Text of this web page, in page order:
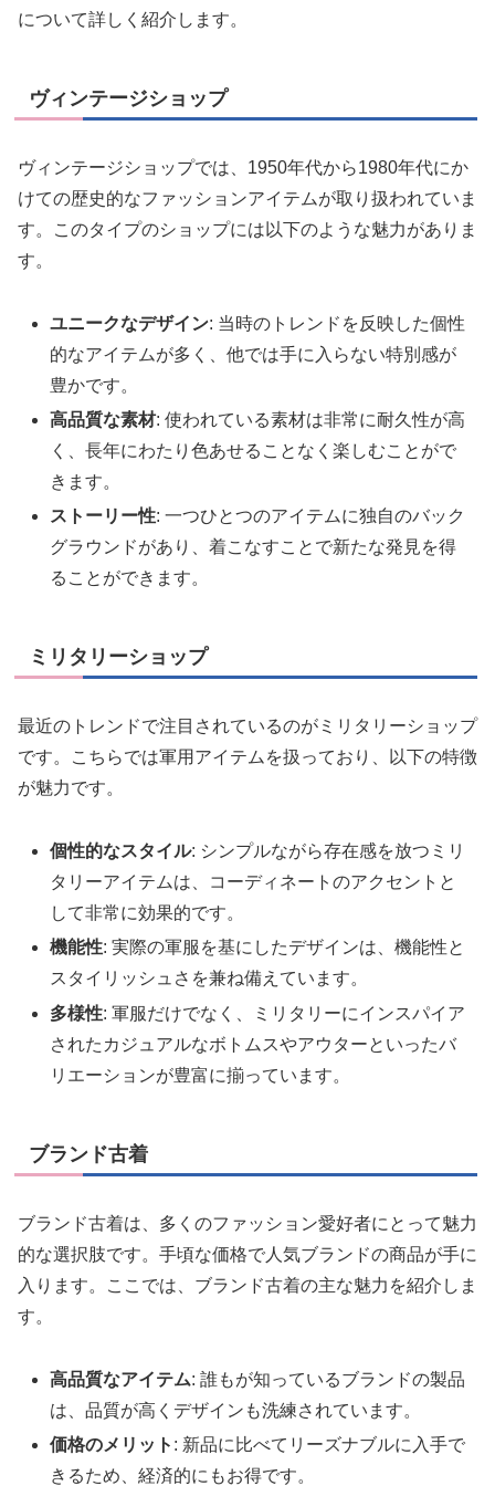
について詳しく紹介します。
ヴィンテージショップ
ヴィンテージショップでは、1950年代から1980年代にか
けての歴史的なファッションアイテムが取り扱われていま
す。このタイプのショップには以下のような魅力がありま
す。
ユニークなデザイン: 当時のトレンドを反映した個性
的なアイテムが多く、他では手に入らない特別感が
豊かです。
高品質な素材: 使われている素材は非常に耐久性が高
く、長年にわたり色あせることなく楽しむことがで
きます。
ストーリー性: 一つひとつのアイテムに独自のバック
グラウンドがあり、着こなすことで新たな発見を得
ることができます。
ミリタリーショップ
最近のトレンドで注目されているのがミリタリーショップ
です。こちらでは軍用アイテムを扱っており、以下の特徴
が魅力です。
個性的なスタイル: シンプルながら存在感を放つミリ
タリーアイテムは、コーディネートのアクセントと
して非常に効果的です。
機能性: 実際の軍服を基にしたデザインは、機能性と
スタイリッシュさを兼ね備えています。
多様性: 軍服だけでなく、ミリタリーにインスパイア
されたカジュアルなボトムスやアウターといったバ
リエーションが豊富に揃っています。
ブランド古着
ブランド古着は、多くのファッション愛好者にとって魅力
的な選択肢です。手頃な価格で人気ブランドの商品が手に
入ります。ここでは、ブランド古着の主な魅力を紹介しま
す。
高品質なアイテム: 誰もが知っているブランドの製品
は、品質が高くデザインも洗練されています。
価格のメリット : 新品に比べてリーズナブルに入手で
きるため、経済的にもお得です。